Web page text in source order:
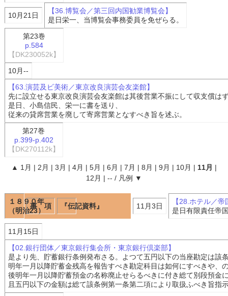
10月21日
【36.博覧会／第三回内国勧業博覧会】
是日栄一、当博覧会事務委員を免ぜらる。
第23巻
p.584
【DK230052k】
10月--
【63.演芸及ビ美術／東京改良演芸会友楽館】
先に設立せる東京改良演芸会友楽館は其後営業不振にして収支償は
是日、小島信民、栄一に書を送り、
従来の貸席営業を廃して寄席営業となすべき旨を述ぶ。
第27巻
p.399-p.402
【DK270112k】
▲ 1月 | 2月 | 3月 | 4月 | 5月 | 6月 | 7月 | 8月 | 9月 | 10月 | 11月 |
12月 | -- / 凡例 ▼
１８９０年
（明治23）
事 項 『伝記資料』 11月3日
【28.ホテル／
是日有限責任帝
11月15日
【02.銀行団体／東京銀行集会所・東京銀行倶楽部】
是より先、貯蓄銀行条例発布さる。よつて五円以下の当座勘定は該
明年一月以降貯蓄金残高を報告すべき勘定科目は如何にすべきや、
後明年一月以降貯蓄預金の名称廃止せらるべきに付き総て別段預金
且五円以下の金額は総て該条例第一条第二項により取扱ふべき旨指